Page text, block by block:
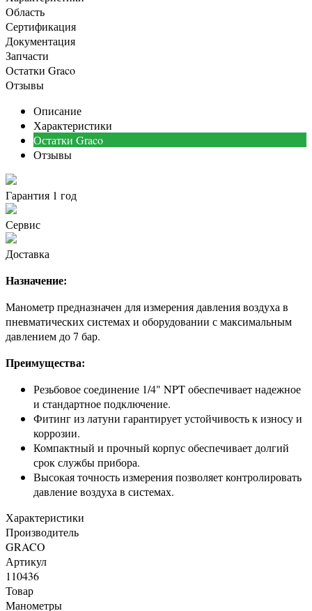
Область
Сертификация
Документация
Запчасти
Остатки Graco
Отзывы
Описание
Характеристики
Остатки Graco
Отзывы
Гарантия 1 год
Сервис
Доставка
Назначение:
Манометр предназначен для измерения давления воздуха в
пневматических системах и оборудовании с максимальным
давлением до 7 бар.
Преимущества:
Резьбовое соединение 1/4" NPT обеспечивает надежное
и стандартное подключение.
Фитинг из латуни гарантирует устойчивость к износу и
коррозии.
Компактный и прочный корпус обеспечивает долгий
срок службы прибора.
Высокая точность измерения позволяет контролировать
давление воздуха в системах.
Характеристики
Производитель
GRACO
Артикул
110436
Товар
Манометры